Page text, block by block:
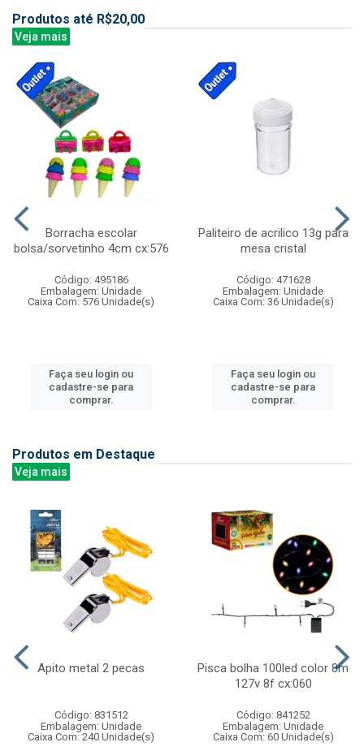
Produtos até R$20,00
Veja mais
Borracha escolar
bolsa/sorvetinho 4cm cx:576
Código: 495186
Embalagem: Unidade
Caixa Com: 576 Unidade(s)
Faça seu login ou
cadastre-se para
comprar.
Paliteiro de acrilico 13g para
mesa cristal
Código: 471628
Embalagem: Unidade
Caixa Com: 36 Unidade(s)
Faça seu login ou
cadastre-se para
comprar.
Produtos em Destaque
Veja mais
Apito metal 2 pecas
Código: 831512
Embalagem: Unidade
Caixa Com: 240 Unidade(s)
Pisca bolha 100led color 8m
127v 8f cx:060
Código: 841252
Embalagem: Unidade
Caixa Com: 60 Unidade(s)